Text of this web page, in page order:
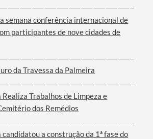
semana conferência internacional de
participantes de nove cidades de
da Travessa da Palmeira
Trabalhos de Limpeza e
dos Remédios
a construção da 1ª fase do